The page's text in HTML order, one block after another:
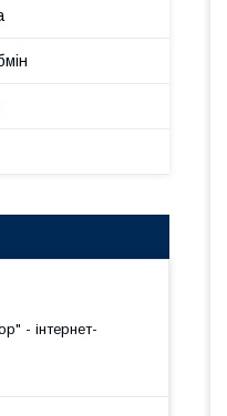
- інтернет-